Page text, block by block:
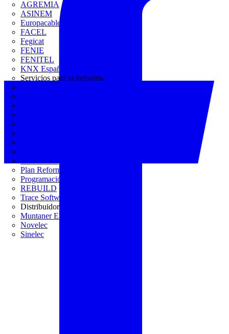
AGREMIA
ASINEM
Europacable
FACEL
Fegicat
FENIE
FENITEL
KNX España
Servicios para la industria
Plan Reforma
Programación Integral
REBUILD
Trace Software
Distribuidor
Muntaner Electro
Novelec
Sinelec